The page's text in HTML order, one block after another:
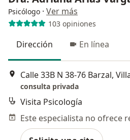
Psicólogo · Ver más
103 opiniones
Dirección En línea
Calle 33B N 38-76 Barzal,
consulta privada
Visita Psicología